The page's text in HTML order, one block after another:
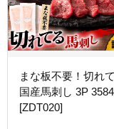
まな板不要！切れ
国産馬刺し 3P 3584
[ZDT020]